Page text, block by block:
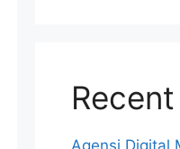
Agensi Digital